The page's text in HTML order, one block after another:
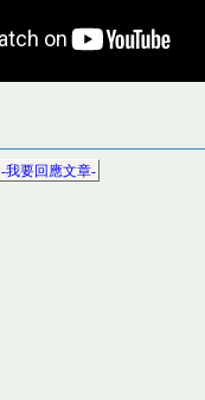
-我要回應文章-